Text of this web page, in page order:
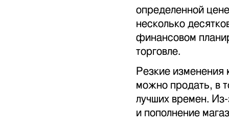
определенной
несколько
финансовом
торговле.
Резкие изменения
можно продать, в
лучших времен.
и пополнение